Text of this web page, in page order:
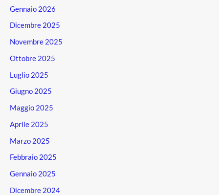
Gennaio 2026
Dicembre 2025
Novembre 2025
Ottobre 2025
Luglio 2025
Giugno 2025
Maggio 2025
Aprile 2025
Marzo 2025
Febbraio 2025
Gennaio 2025
Dicembre 2024